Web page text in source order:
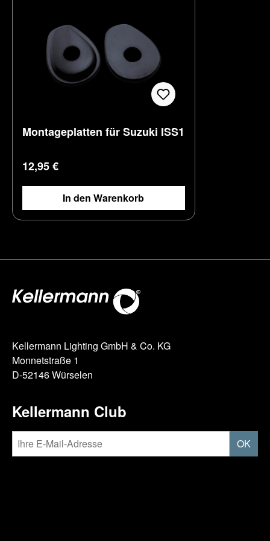
Montageplatten für Suzuki ISS1
Regulärer Preis:
12,95 €
In den Warenkorb
Kellermann Lighting GmbH & Co. KG
Monnetstraße 1
D-52146 Würselen
Kellermann Club
OK